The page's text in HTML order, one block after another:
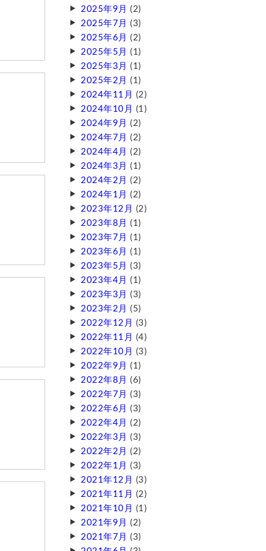
2025年9月 (2)
2025年7月 (3)
2025年6月 (2)
2025年5月 (1)
2025年3月 (1)
2025年2月 (1)
2024年11月 (2)
2024年10月 (1)
2024年9月 (2)
2024年7月 (2)
2024年4月 (2)
2024年3月 (1)
2024年2月 (2)
2024年1月 (2)
2023年12月 (2)
2023年8月 (1)
2023年7月 (1)
2023年6月 (1)
2023年5月 (3)
2023年4月 (1)
2023年3月 (3)
2023年2月 (5)
2022年12月 (3)
2022年11月 (4)
2022年10月 (3)
2022年9月 (1)
2022年8月 (6)
2022年7月 (3)
2022年6月 (3)
2022年4月 (2)
2022年3月 (3)
2022年2月 (2)
2022年1月 (3)
2021年12月 (3)
2021年11月 (2)
2021年10月 (1)
2021年9月 (2)
2021年7月 (3)